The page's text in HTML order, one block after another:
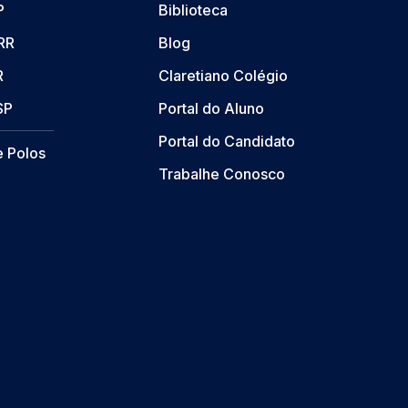
Polos
Biblioteca
Blog
Claretiano Colégio
Portal do Aluno
Portal do Candidato
Trabalhe Conosco